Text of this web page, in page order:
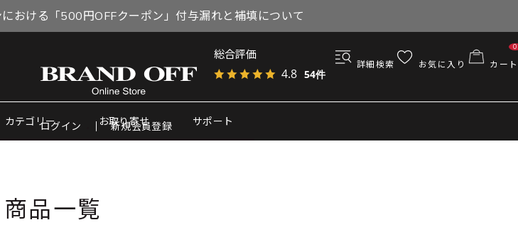
おける「500円OFFクーポン」付与漏れと補填について
総合評価
4.8 54件
詳細検索 お気に入り カート
0
カテゴリー お取り寄せ サポート
ログイン 新規会員登録
品一覧